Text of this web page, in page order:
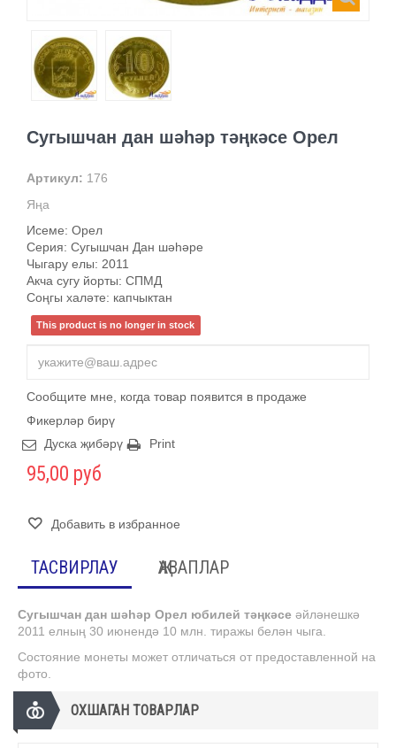
Сугышчан дан шәһәр тәңкәсе Орел
Артикул: 176
Яңа
Исеме: Орел
Серия: Сугышчан Дан шәһәре
Чыгару елы: 2011
Акча сугу йорты: СПМД
Соңгы халәте: капчыктан
This product is no longer in stock
Сообщите мне, когда товар появится в продаже
Фикерләр бирү
Дуска җибәрү
Print
95,00 руб
Добавить в избранное
ТАСВИРЛАУ ҖАВАПЛАР
Сугышчан дан шәһәр Орел юбилей тәңкәсе әйләнешкә
2011 елның 30 июнендә 10 млн. тиражы белән чыга.
Состояние монеты может отличаться от предоставленной на
фото.
ОХШАГАН ТОВАРЛАР